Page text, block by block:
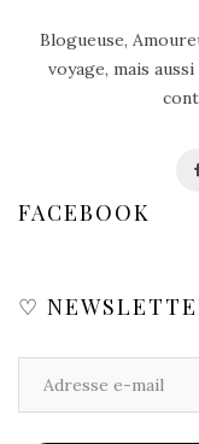
Blogueuse,
voyage, mais
FACEBOOK
♡